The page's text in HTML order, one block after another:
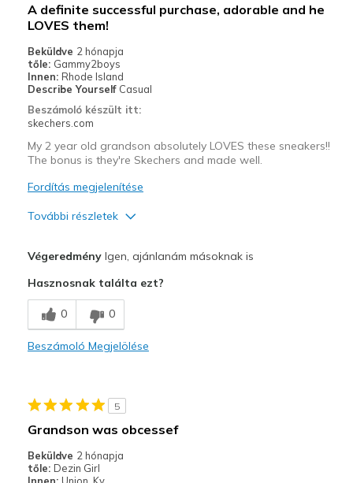
A definite successful purchase, adorable and he
LOVES them!
Beküldve 2 hónapja
tőle: Gammy2boys
Innen: Rhode Island
Describe Yourself Casual
Beszámoló készült itt:
skechers.com
My 2 year old grandson absolutely LOVES these sneakers!!
The bonus is they're Skechers and made well.
Fordítás megjelenítése
További részletek
Comfortable
Legjobb használat
Casual Wear
Travel
Width
Sizing
VégeredményIgen, ajánlanám másoknak is
Hasznosnak találta ezt?
0 0
Beszámoló Megjelölése
5
Grandson was obcessef
Beküldve 2 hónapja
tőle: Dezin Girl
Innen: Union, Ky